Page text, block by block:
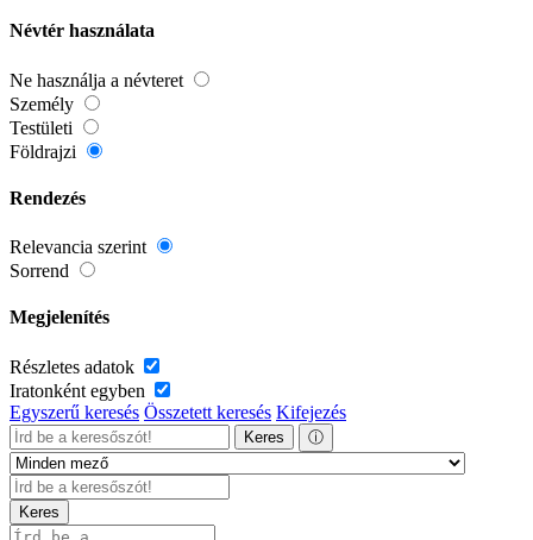
Névtér használata
Ne használja a névteret
Személy
Testületi
Földrajzi
Rendezés
Relevancia szerint
Sorrend
Megjelenítés
Részletes adatok
Iratonként egyben
Egyszerű keresés Összetett keresés Kifejezés
Keres ⓘ
Keres